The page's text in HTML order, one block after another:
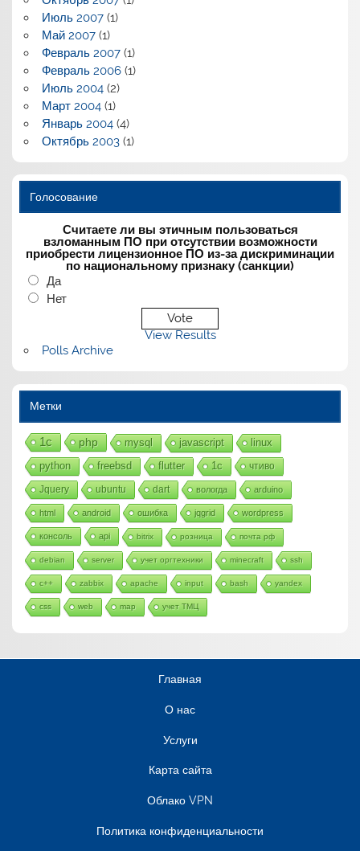
Июль 2007(1)
Май 2007(1)
Февраль 2007(1)
Февраль 2006(1)
Июль 2004(2)
Март 2004(1)
Январь 2004(4)
Октябрь 2003(1)
Голосование
Считаете ли вы этичным пользоваться
взломанным ПО при отсутствии возможности
приобрести лицензионное ПО из-за дискриминации
по национальному признаку (санкции)
Да
Нет
View Results
Polls Archive
Метки
1с php mysql javascript linux
python freebsd flutter 1c чтиво
Jquery ubuntu dart вологда arduino
html android ошибка jqgrid wordpress
консоль api bitrix розница почта рф
debian server учет оргтехники minecraft ssh
c++ zabbix apache input bash yandex
css web map учет ТМЦ
Главная
О нас
Услуги
Карта сайта
Облако VPN
Политика конфиденциальности